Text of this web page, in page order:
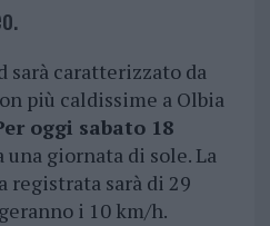
sarà caratterizzato da
più caldissime a Olbia
oggi sabato 18
una giornata di sole. La
registrata sarà di 29
i 10 km/h.